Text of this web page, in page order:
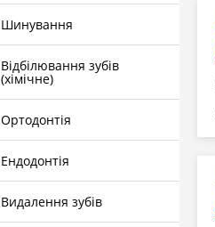
Шинування
Відбілювання зубів
(хімічне)
Ортодонтія
Ендодонтія
Видалення зубів